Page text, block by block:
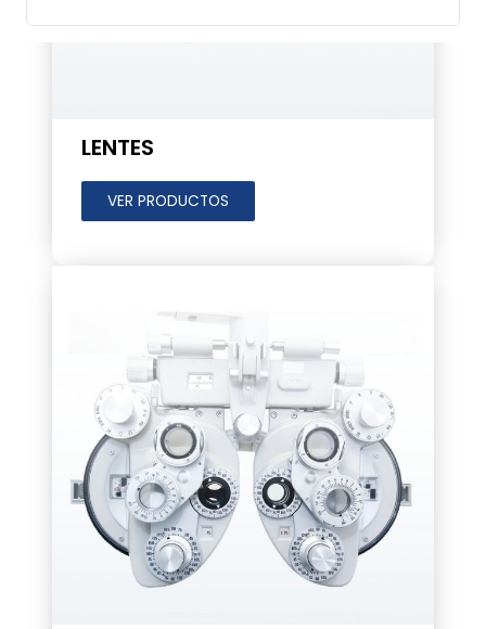
LENTES
VER PRODUCTOS